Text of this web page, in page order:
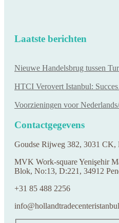
Laatste berichten
Nieuwe Handelsbrug tussen
HTCI Verovert Istanbul:
Voorzieningen voor
Contactgegevens
Goudse Rijweg 382, 3031 CK,
MVK Work-square Yenişehir
Blok, No:13, D:221, 34912
+31 85 488 2256